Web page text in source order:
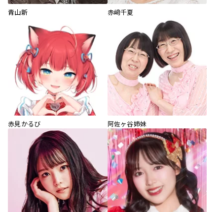
青山新 赤﨑千夏
赤見かるび 阿佐ヶ谷姉妹